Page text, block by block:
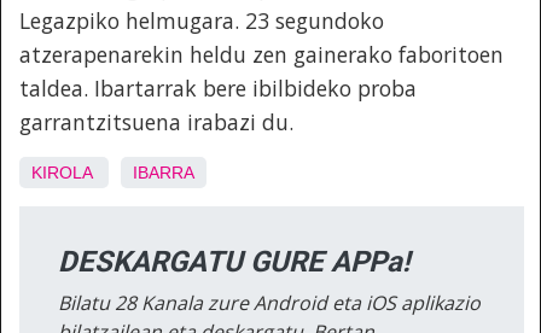
Legazpiko helmugara. 23 segundoko
atzerapenarekin heldu zen gainerako faboritoen
taldea. Ibartarrak bere ibilbideko proba
garrantzitsuena irabazi du.
KIROLA IBARRA
DESKARGATU GURE APPa!
Bilatu 28 Kanala zure Android eta iOS aplikazio